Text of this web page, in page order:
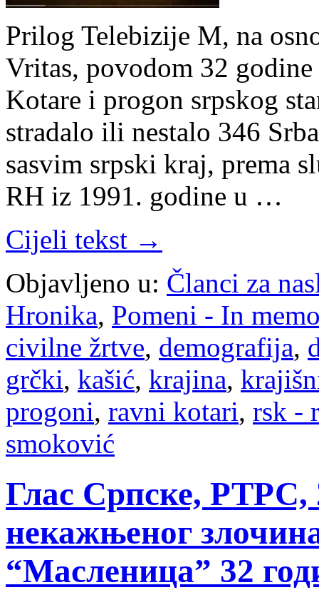
Prilog Telebizije M, na
Vritas, povodom 32
Kotare i progon srpskog
stradalo ili nestalo 346
sasvim srpski kraj, prema
RH iz 1991. godine u …
Cijeli tekst →
Objavljeno u: Članci za
Hronika, Pomeni - In
civilne žrtve, demografija,
grčki, kašić, krajina,
progoni, ravni kotari, rsk -
smoković
Глас Српске, РТРС,
некажњеног
“Масленица” 32